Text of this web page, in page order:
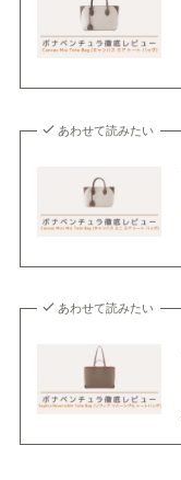
あわせて読みたい
あわせて読みたい